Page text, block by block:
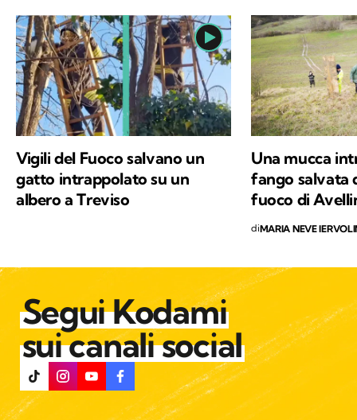
Vigili del Fuoco salvano un
gatto intrappolato su un
albero a Treviso
Una mucca
fango salvata
fuoco di
diMARIA NEVE
Segui Kodami
sui canali social